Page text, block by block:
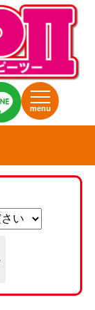
menu